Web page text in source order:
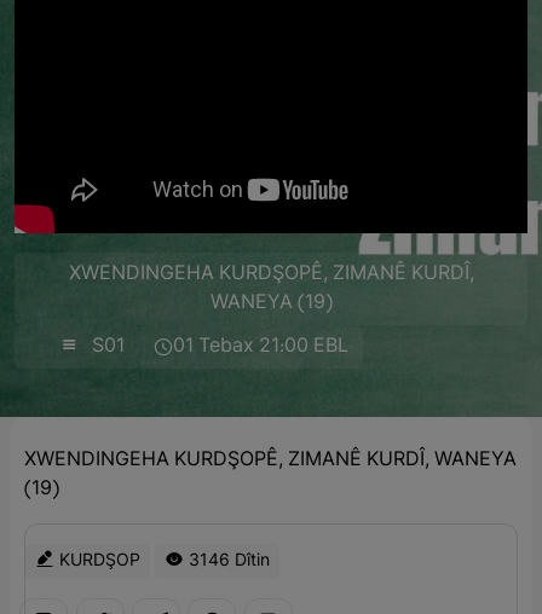
XWENDINGEHA KURDŞOPÊ, ZIMANÊ KURDÎ,
WANEYA (19)
S01
01 Tebax 21:00 EBL
XWENDINGEHA KURDŞOPÊ, ZIMANÊ KURDÎ, WANEYA
(19)
KURDŞOP 3146 Dîtin